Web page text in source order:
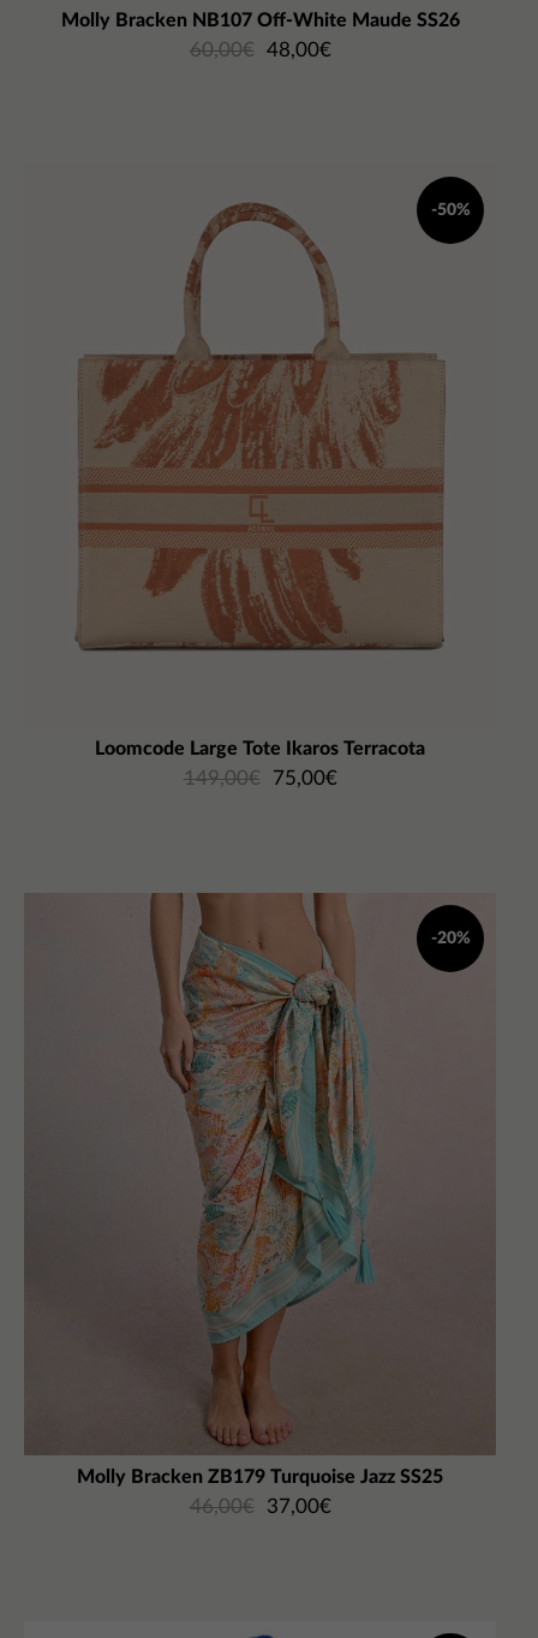
Molly Bracken NB107 Off-White Maude SS26
60,00€ 48,00€
-50%
Loomcode Large Tote Ikaros Terracota
149,00€ 75,00€
-20%
Molly Bracken ZB179 Turquoise Jazz SS25
46,00€ 37,00€